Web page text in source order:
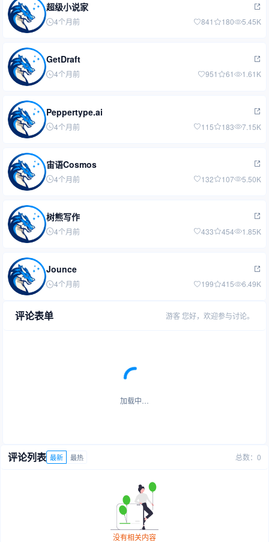
超级小说家
4个月前 841 180 5.45K
GetDraft
4个月前 951 61 1.61K
Peppertype.ai
4个月前 115 183 7.15K
宙语Cosmos
4个月前 132 107 5.50K
树熊写作
4个月前 433 454 1.85K
Jounce
4个月前 199 415 6.49K
评论表单 游客 您好，欢迎参与讨论。
加载中…
评论列表 最新 最热 总数：0
没有相关内容